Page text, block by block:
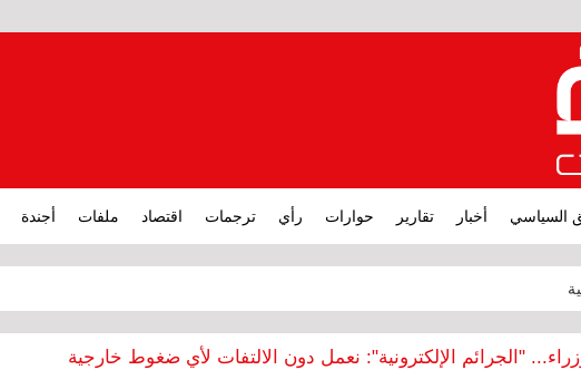
السياسي أخبار تقارير حوارات رأي ترجمات اقتصاد ملفات أجندة
"الجرائم الإلكترونية": نعمل دون الالتفات لأي ضغوط خارجية